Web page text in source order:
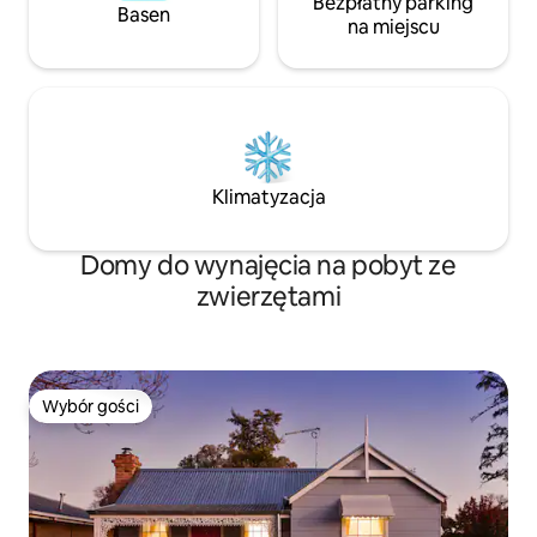
Basen
na miejscu
Klimatyzacja
Domy do wynajęcia na pobyt ze
zwierzętami
Wybór gości
Wybór gości